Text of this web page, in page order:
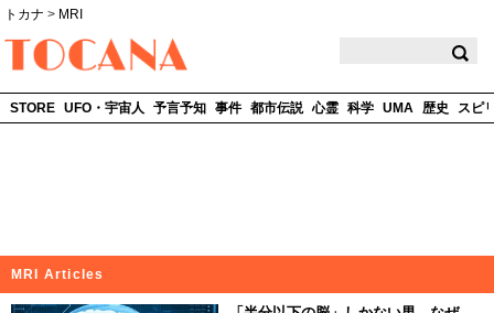
トカナ > MRI
STORE UFO・宇宙人 予言予知 事件 都市伝説 心霊 科学 UMA 歴史 スピ
MRI Articles